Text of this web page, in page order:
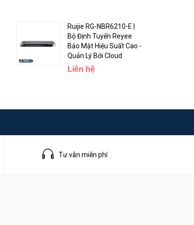
Ruijie RG-NBR6210-E |
Bộ Định Tuyến Reyee
Bảo Mật Hiệu Suất Cao -
Quản Lý Bởi Cloud
Liên hệ
Tư vẫn miễn phí